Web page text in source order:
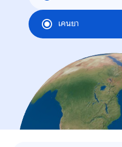
เคนยา